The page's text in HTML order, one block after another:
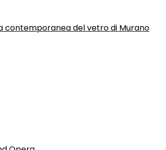
contemporanea del vetro di Murano